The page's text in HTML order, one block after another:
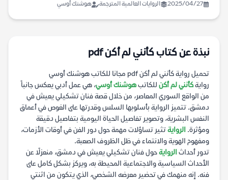
2025/04/27 الروايات العالمية المترجمة هوشنك أوسي
نبذة عن كتاب كأنني لم أكن pdf
تحميل رواية كأنني لم أكن pdf مجانا للكاتب هوشنك أوسي
روايةكأنني لم أكن للكاتبهوشنك أوسي، هي عمل أدبي يعكس جانباً
من الواقع السوري المعاصر، من خلال قصة فنان تشكيلي يعيش في
دمشق. تتميز الرواية بأسلوبها السلس وقدرتها على الغوص في أعماق
النفس البشرية، وتصوير تفاصيل الحياة اليومية بتفاصيل دقيقة
ومؤثرة. الروايةتثير تساؤلات مهمة حول دور الفن في أوقات الأزمات،
ومفهوم الهوية والانتماء في ظل الظروف الصعبة.
تدور أحداثالروايةحول فنان تشكيلي يعيش في دمشق، منعزلًا عن
الأحداث السياسية والاجتماعية المحيطة به، ويركز بشكل كامل على
فنه. إنه منهمك في تحضير معرضه الشخصي، الذي يتكون من اثنتي